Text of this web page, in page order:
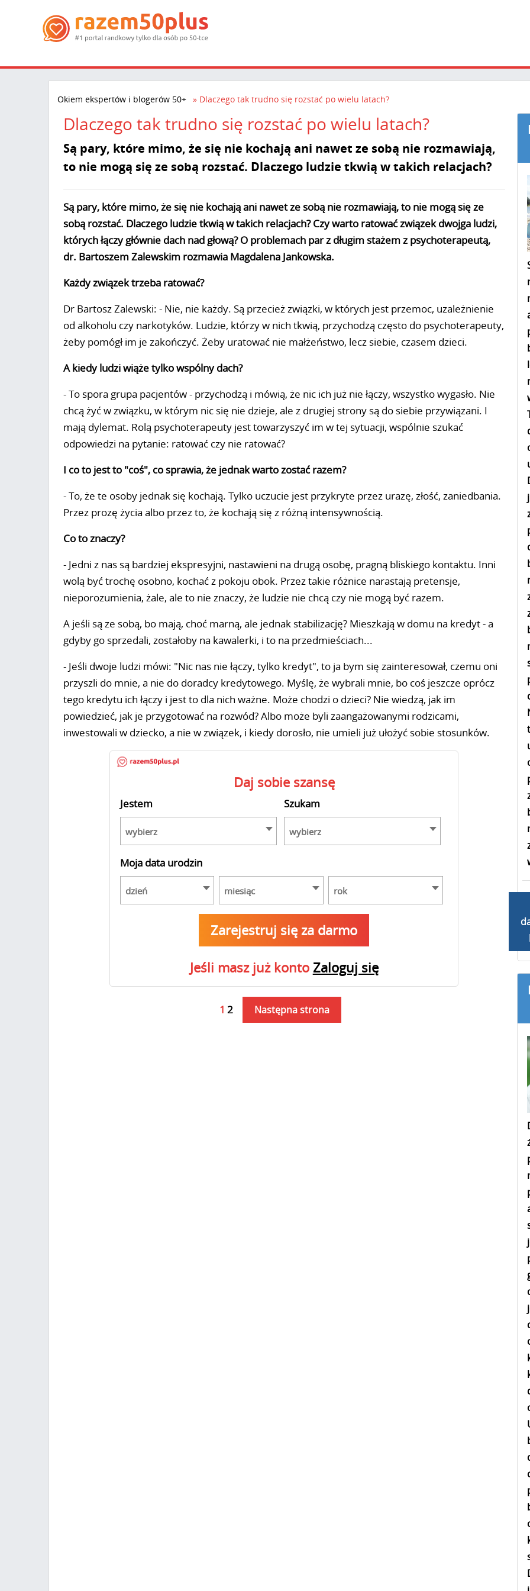
Okiem ekspertów i blogerów 50+ Dlaczego tak trudno się rozstać po wielu latach?
Dlaczego tak trudno się rozstać po wielu latach?
Są pary, które mimo, że się nie kochają ani nawet ze sobą nie rozmawiają,
to nie mogą się ze sobą rozstać. Dlaczego ludzie tkwią w takich relacjach?
Są pary, które mimo, że się nie kochają ani nawet ze sobą nie rozmawiają, to nie mogą się ze
sobą rozstać. Dlaczego ludzie tkwią w takich relacjach? Czy warto ratować związek dwojga ludzi,
których łączy głównie dach nad głową? O problemach par z długim stażem z psychoterapeutą,
dr. Bartoszem Zalewskim rozmawia Magdalena Jankowska.
Każdy związek trzeba ratować?
Dr Bartosz Zalewski: - Nie, nie każdy. Są przecież związki, w których jest przemoc, uzależnienie
od alkoholu czy narkotyków. Ludzie, którzy w nich tkwią, przychodzą często do psychoterapeuty,
żeby pomógł im je zakończyć. Żeby uratować nie małżeństwo, lecz siebie, czasem dzieci.
A kiedy ludzi wiąże tylko wspólny dach?
- To spora grupa pacjentów - przychodzą i mówią, że nic ich już nie łączy, wszystko wygasło. Nie
chcą żyć w związku, w którym nic się nie dzieje, ale z drugiej strony są do siebie przywiązani. I
mają dylemat. Rolą psychoterapeuty jest towarzyszyć im w tej sytuacji, wspólnie szukać
odpowiedzi na pytanie: ratować czy nie ratować?
I co to jest to "coś", co sprawia, że jednak warto zostać razem?
- To, że te osoby jednak się kochają. Tylko uczucie jest przykryte przez urazę, złość, zaniedbania.
Przez prozę życia albo przez to, że kochają się z różną intensywnością.
Co to znaczy?
- Jedni z nas są bardziej ekspresyjni, nastawieni na drugą osobę, pragną bliskiego kontaktu. Inni
wolą być trochę osobno, kochać z pokoju obok. Przez takie różnice narastają pretensje,
nieporozumienia, żale, ale to nie znaczy, że ludzie nie chcą czy nie mogą być razem.
A jeśli są ze sobą, bo mają, choć marną, ale jednak stabilizację? Mieszkają w domu na kredyt - a
gdyby go sprzedali, zostałoby na kawalerki, i to na przedmieściach...
- Jeśli dwoje ludzi mówi: "Nic nas nie łączy, tylko kredyt", to ja bym się zainteresował, czemu oni
przyszli do mnie, a nie do doradcy kredytowego. Myślę, że wybrali mnie, bo coś jeszcze oprócz
tego kredytu ich łączy i jest to dla nich ważne. Może chodzi o dzieci? Nie wiedzą, jak im
powiedzieć, jak je przygotować na rozwód? Albo może byli zaangażowanymi rodzicami,
inwestowali w dziecko, a nie w związek, i kiedy dorosło, nie umieli już ułożyć sobie stosunków.
Daj sobie szansę
Jestem
wybierz
Szukam
wybierz
Moja data urodzin
dzień miesiąc rok
Zarejestruj się za darmo
Jeśli masz już kontoZaloguj się
1 2 Następna strona